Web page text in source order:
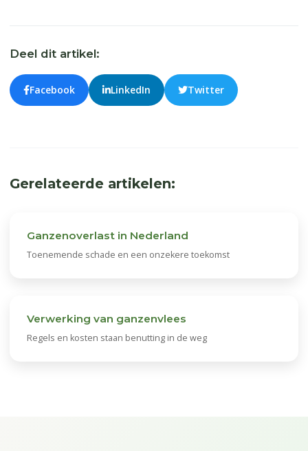
Deel dit artikel:
Facebook LinkedIn Twitter
Gerelateerde artikelen:
Ganzenoverlast in Nederland
Toenemende schade en een onzekere toekomst
Verwerking van ganzenvlees
Regels en kosten staan benutting in de weg